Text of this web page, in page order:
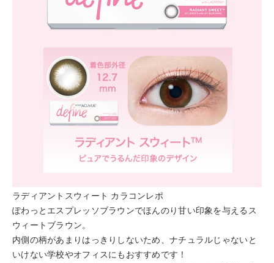
ラディアントスウィート カラコンレポ
ぽわっとエスプレッソブラウンでほんのり甘い印象を与えるス
ウィートブラウン。
内側の柄があまりはっきりしないため、ナチュラルじゃないと
いけない学校やオフィスにもおすすめです！